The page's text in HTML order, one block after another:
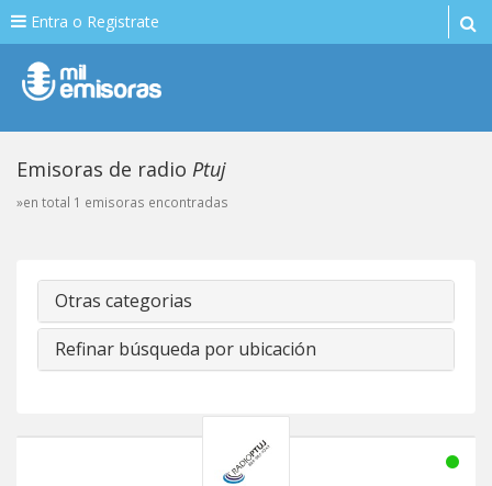
Entra o Registrate
Emisoras de radio Ptuj
»en total 1 emisoras encontradas
Otras categorias
Refinar búsqueda por ubicación